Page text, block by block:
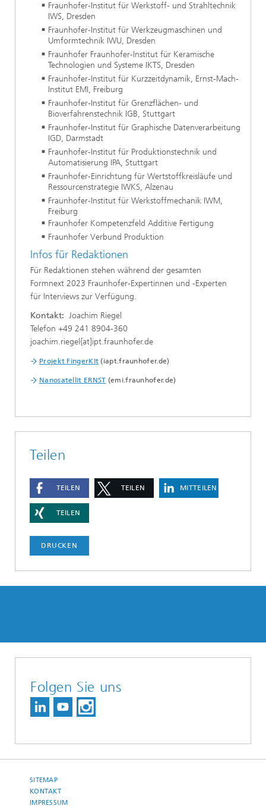
Fraunhofer-Institut für Werkstoff- und Strahltechnik
IWS, Dresden
Fraunhofer-Institut für Werkzeugmaschinen und
Umformtechnik IWU, Dresden
Fraunhofer Fraunhofer-Institut für Keramische
Technologien und Systeme IKTS, Dresden
Fraunhofer-Institut für Kurzzeitdynamik, Ernst-Mach-
Institut EMI, Freiburg
Fraunhofer-Institut für Grenzflächen- und
Bioverfahrenstechnik IGB, Stuttgart
Fraunhofer-Institut für Graphische Datenverarbeitung
IGD, Darmstadt
Fraunhofer-Institut für Produktionstechnik und
Automatisierung IPA, Stuttgart
Fraunhofer-Einrichtung für Wertstoffkreisläufe und
Ressourcenstrategie IWKS, Alzenau
Fraunhofer-Institut für Werkstoffmechanik IWM,
Freiburg
Fraunhofer Kompetenzfeld Additive Fertigung
Fraunhofer Verbund Produktion
Infos für Redaktionen
Für Redaktionen stehen während der gesamten
Formnext 2023 Fraunhofer-Expertinnen und -Experten
für Interviews zur Verfügung.
Kontakt: Joachim Riegel
Telefon +49 241 8904-360
joachim.riegel{at]ipt.fraunhofer.de
Projekt FingerKIt (iapt.fraunhofer.de)
Nanosatellit ERNST (emi.fraunhofer.de)
Teilen
TEILEN TEILEN MITTEILEN
TEILEN
DRUCKEN
Folgen Sie uns
SITEMAP
KONTAKT
IMPRESSUM